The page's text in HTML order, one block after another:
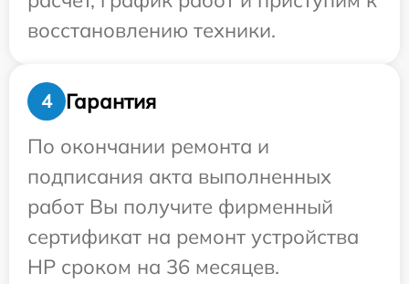
восстановлению техники.
4
Гарантия
По окончании ремонта и
подписания акта выполненных
работ Вы получите фирменный
сертификат на ремонт устройства
HP сроком на 36 месяцев.